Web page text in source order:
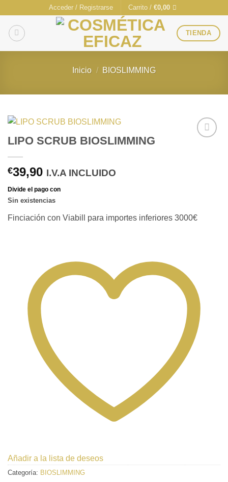
contenido
Acceder / Registrarse Carrito /€0,00
TIENDA
Inicio / BIOSLIMMING
LIPO SCRUB BIOSLIMMING
€39,90 I.V.A INCLUIDO
Sin existencias
Finciación con Viabill para importes inferiores 3000€
Añadir a la lista de deseos
Categoría: BIOSLIMMING